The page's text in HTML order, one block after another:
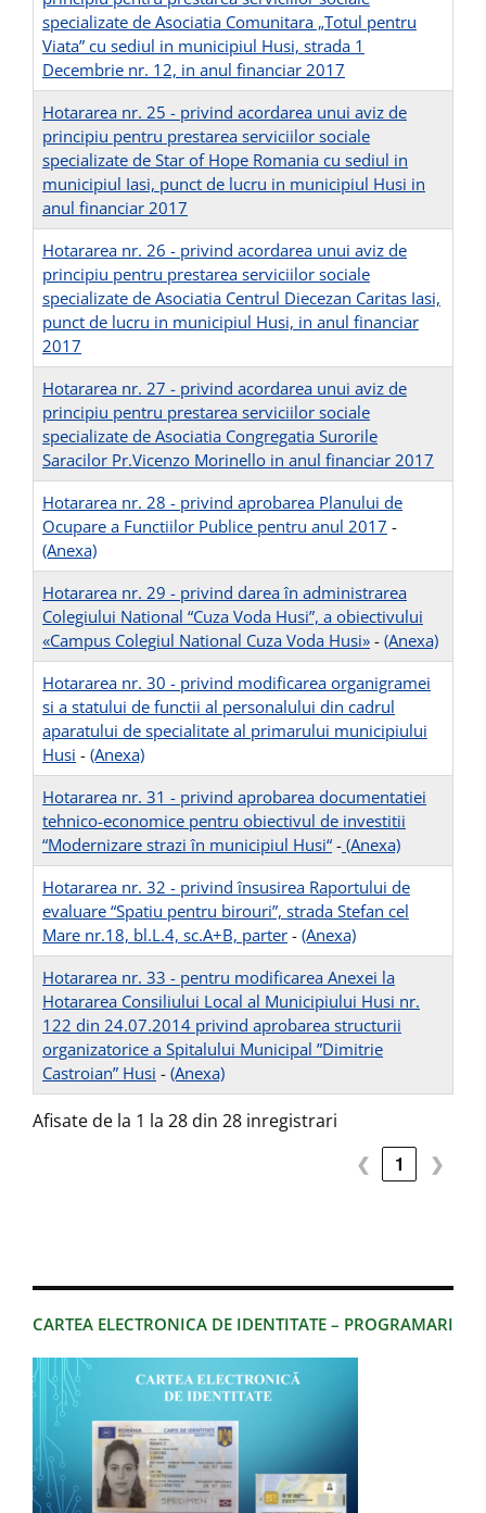
CARTEA ELECTRONICA DE IDENTITATE – PROGRAMARI
specializate de Asociatia Comunitara „Totul pentru
Viata” cu sediul in municipiul Husi, strada 1
Decembrie nr. 12, in anul financiar 2017
Hotararea nr. 25 - privind acordarea unui aviz de
principiu pentru prestarea serviciilor sociale
specializate de Star of Hope Romania cu sediul in
municipiul Iasi, punct de lucru in municipiul Husi in
anul financiar 2017
Hotararea nr. 26 - privind acordarea unui aviz de
principiu pentru prestarea serviciilor sociale
specializate de Asociatia Centrul Diecezan Caritas Iasi,
punct de lucru in municipiul Husi, in anul financiar
2017
Hotararea nr. 27 - privind acordarea unui aviz de
principiu pentru prestarea serviciilor sociale
specializate de Asociatia Congregatia Surorile
Saracilor Pr.Vicenzo Morinello in anul financiar 2017
Hotararea nr. 28 - privind aprobarea Planului de
Ocupare a Functiilor Publice pentru anul 2017 -
(Anexa)
Hotararea nr. 29 - privind darea în administrarea
Colegiului National “Cuza Voda Husi”, a obiectivului
«Campus Colegiul National Cuza Voda Husi» - (Anexa)
Hotararea nr. 30 - privind modificarea organigramei
si a statului de functii al personalului din cadrul
aparatului de specialitate al primarului municipiului
Husi - (Anexa)
Hotararea nr. 31 - privind aprobarea documentatiei
tehnico-economice pentru obiectivul de investitii
“Modernizare strazi în municipiul Husi“ - (Anexa)
Hotararea nr. 32 - privind însusirea Raportului de
evaluare “Spatiu pentru birouri”, strada Stefan cel
Mare nr.18, bl.L.4, sc.A+B, parter - (Anexa)
Hotararea nr. 33 - pentru modificarea Anexei la
Hotararea Consiliului Local al Municipiului Husi nr.
122 din 24.07.2014 privind aprobarea structurii
organizatorice a Spitalului Municipal ”Dimitrie
Castroian” Husi - (Anexa)
Afisate de la 1 la 28 din 28 inregistrari
❮ 1 ❯